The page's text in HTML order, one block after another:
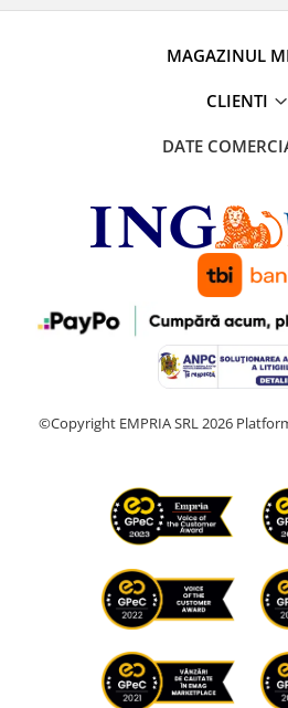
MAGAZINUL
CLIENTI
DATE
©Copyright EMPRIA SRL 2026